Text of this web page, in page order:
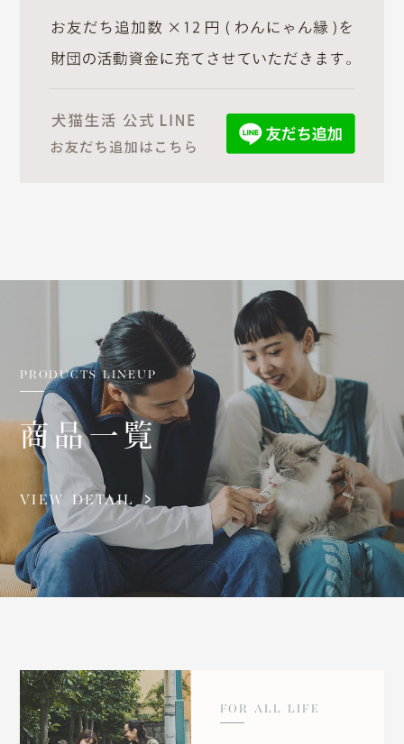
PRODUCTS LINEUP
商品一覧
VIEW DETAIL
FOR ALL LIFE